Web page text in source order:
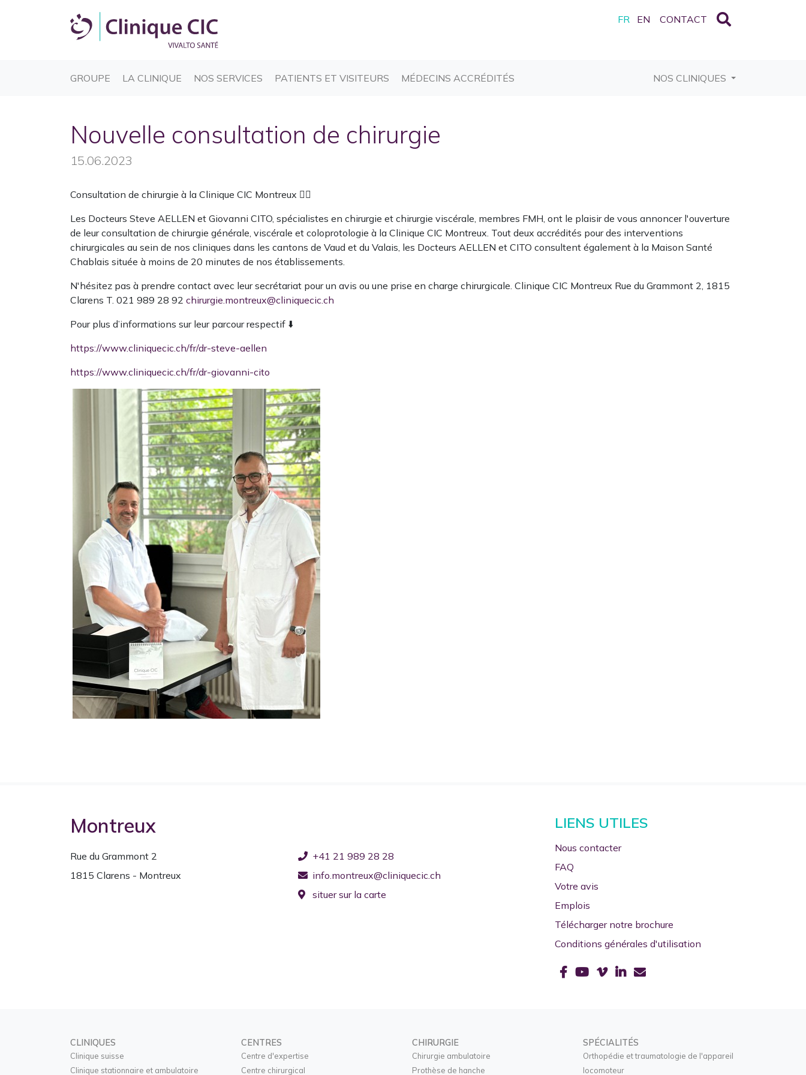
FR EN CONTACT
GROUPE (CURRENT)
LA CLINIQUE (CURRENT)
NOS SERVICES (CURRENT)
PATIENTS ET VISITEURS (CURRENT)
MÉDECINS ACCRÉDITÉS NOS CLINIQUES
Nouvelle consultation de chirurgie
15.06.2023
Consultation de chirurgie à la Clinique CIC Montreux 👨‍⚕️
Les Docteurs Steve AELLEN et Giovanni CITO, spécialistes en chirurgie et chirurgie viscérale, membres FMH, ont le plaisir de vous annoncer l'ouverture
de leur consultation de chirurgie générale, viscérale et coloprotologie à la Clinique CIC Montreux. Tout deux accrédités pour des interventions
chirurgicales au sein de nos cliniques dans les cantons de Vaud et du Valais, les Docteurs AELLEN et CITO consultent également à la Maison Santé
Chablais située à moins de 20 minutes de nos établissements.
N'hésitez pas à prendre contact avec leur secrétariat pour un avis ou une prise en charge chirurgicale. Clinique CIC Montreux Rue du Grammont 2, 1815
Clarens T. 021 989 28 92 chirurgie.montreux@cliniquecic.ch
Pour plus d’informations sur leur parcour respectif ⬇️
https://www.cliniquecic.ch/fr/dr-steve-aellen
https://www.cliniquecic.ch/fr/dr-giovanni-cito
Montreux
Rue du Grammont 2
1815 Clarens - Montreux
+41 21 989 28 28
info.montreux@cliniquecic.ch
situer sur la carte
LIENS UTILES
Nous contacter
FAQ
Votre avis
Emplois
Télécharger notre brochure
Conditions générales d'utilisation
CLINIQUES
Clinique suisse
Clinique stationnaire et ambulatoire
CENTRES
Centre d'expertise
Centre chirurgical
CHIRURGIE
Chirurgie ambulatoire
Prothèse de hanche
SPÉCIALITÉS
Orthopédie et traumatologie de l'appareil
locomoteur
PAUSE ESTIVALE 2026
Clinique CIC Montreux
La Clinique CIC Montreux est en pause estivale
au 16 août inclus
LeCentre de Consultation
période (021 989 28 70) ainsi que la
75).
En cas d'urgence vitale, appelez le 144.
Nous vous souhaitons un bel été !